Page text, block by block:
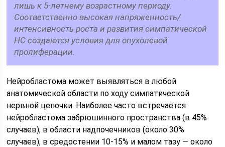
лишь к 5-летнему возрастному периоду.
Соответственно высокая напряженность/
интенсивность роста и развития симпатической
НС создаются условия для опухолевой
пролиферации.
Нейробластома может выявляться в любой
анатомической области по ходу симпатической
нервной цепочки. Наиболее часто встречается
нейробластома забрюшинного пространства (в 45%
случаев), в области надпочечников (около 30%
случаев), в средостении 10-15% и малом тазу — около